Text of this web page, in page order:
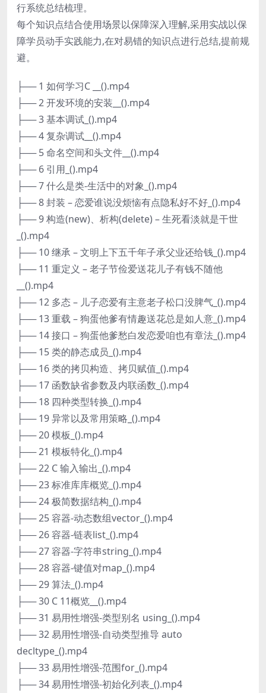
行系统总结梳理。
每个知识点结合使用场景以保障深入理解,采用实战以保
障学员动手实践能力,在对易错的知识点进行总结,提前规
避。
├── 1 如何学习C __().mp4
├── 2 开发环境的安装__().mp4
├── 3 基本调试_().mp4
├── 4 复杂调试__().mp4
├── 5 命名空间和头文件__().mp4
├── 6 引用_().mp4
├── 7 什么是类-生活中的对象_().mp4
├── 8 封装 – 恋爱谁说没烦恼有点隐私好不好_().mp4
├── 9 构造(new)、析构(delete) – 生死看淡就是干世
_().mp4
├── 10 继承 – 文明上下五千年子承父业还给钱_().mp4
├── 11 重定义 – 老子节俭爱送花儿子有钱不随他
__().mp4
├── 12 多态 – 儿子恋爱有主意老子松口没脾气_().mp4
├── 13 重载 – 狗蛋他爹有情趣送花总是如人意_().mp4
├── 14 接口 – 狗蛋他爹愁白发恋爱咱也有章法_().mp4
├── 15 类的静态成员_().mp4
├── 16 类的拷贝构造、拷贝赋值_().mp4
├── 17 函数缺省参数及内联函数_().mp4
├── 18 四种类型转换_().mp4
├── 19 异常以及常用策略_().mp4
├── 20 模板_().mp4
├── 21 模板特化_().mp4
├── 22 C 输入输出_().mp4
├── 23 标准库库概览_().mp4
├── 24 极简数据结构_().mp4
├── 25 容器-动态数组vector_().mp4
├── 26 容器-链表list_().mp4
├── 27 容器-字符串string_().mp4
├── 28 容器-键值对map_().mp4
├── 29 算法_().mp4
├── 30 C 11概览__().mp4
├── 31 易用性增强-类型别名 using_().mp4
├── 32 易用性增强-自动类型推导 auto
decltype_().mp4
├── 33 易用性增强-范围for_().mp4
├── 34 易用性增强-初始化列表_().mp4